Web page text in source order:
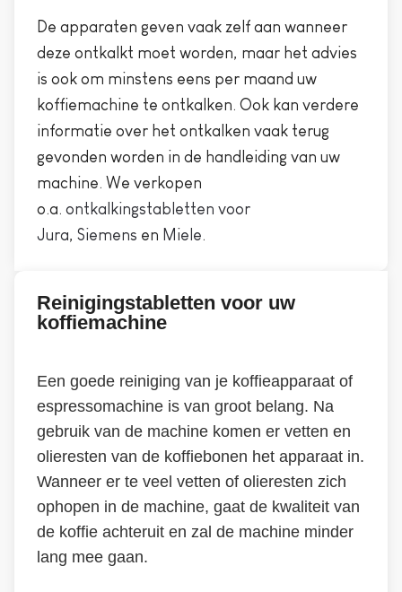
De apparaten geven vaak zelf aan wanneer
deze ontkalkt moet worden, maar het advies
is ook om minstens eens per maand uw
koffiemachine te ontkalken. Ook kan verdere
informatie over het ontkalken vaak terug
gevonden worden in de handleiding van uw
machine. We verkopen
o.a. ontkalkingstabletten voor
Jura, Siemens en Miele.
Reinigingstabletten voor uw
koffiemachine
Een goede reiniging van je koffieapparaat of
espressomachine is van groot belang. Na
gebruik van de machine komen er vetten en
olieresten van de koffiebonen het apparaat in.
Wanneer er te veel vetten of olieresten zich
ophopen in de machine, gaat de kwaliteit van
de koffie achteruit en zal de machine minder
lang mee gaan.